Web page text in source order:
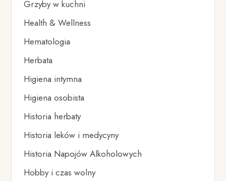
Grzyby w kuchni
Health & Wellness
Hematologia
Herbata
Higiena intymna
Higiena osobista
Historia herbaty
Historia leków i medycyny
Historia Napojów Alkoholowych
Hobby i czas wolny